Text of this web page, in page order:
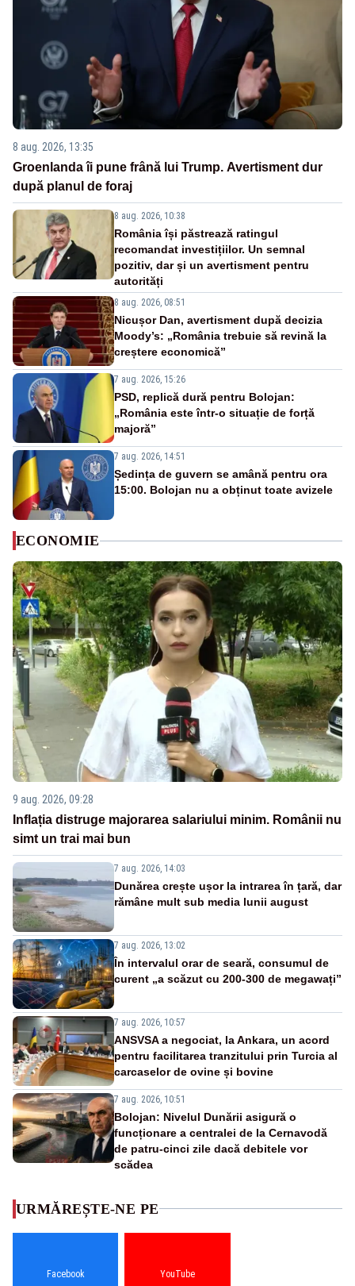
8 aug. 2026, 13:35
Groenlanda îi pune frână lui Trump. Avertisment dur
după planul de foraj
8 aug. 2026, 10:38
România își păstrează ratingul
recomandat investițiilor. Un semnal
pozitiv, dar și un avertisment pentru
autorități
8 aug. 2026, 08:51
Nicușor Dan, avertisment după decizia
Moody’s: „România trebuie să revină la
creștere economică”
7 aug. 2026, 15:26
PSD, replică dură pentru Bolojan:
„România este într-o situație de forță
majoră”
7 aug. 2026, 14:51
Ședința de guvern se amână pentru ora
15:00. Bolojan nu a obținut toate avizele
ECONOMIE
9 aug. 2026, 09:28
Inflația distruge majorarea salariului minim. Românii nu
simt un trai mai bun
7 aug. 2026, 14:03
Dunărea crește ușor la intrarea în țară, dar
rămâne mult sub media lunii august
7 aug. 2026, 13:02
În intervalul orar de seară, consumul de
curent „a scăzut cu 200-300 de megawați”
7 aug. 2026, 10:57
ANSVSA a negociat, la Ankara, un acord
pentru facilitarea tranzitului prin Turcia al
carcaselor de ovine și bovine
7 aug. 2026, 10:51
Bolojan: Nivelul Dunării asigură o
funcționare a centralei de la Cernavodă
de patru-cinci zile dacă debitele vor
scădea
URMĂREȘTE-NE PE
Facebook YouTube